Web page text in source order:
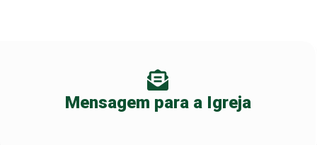
Mensagem para a Igreja